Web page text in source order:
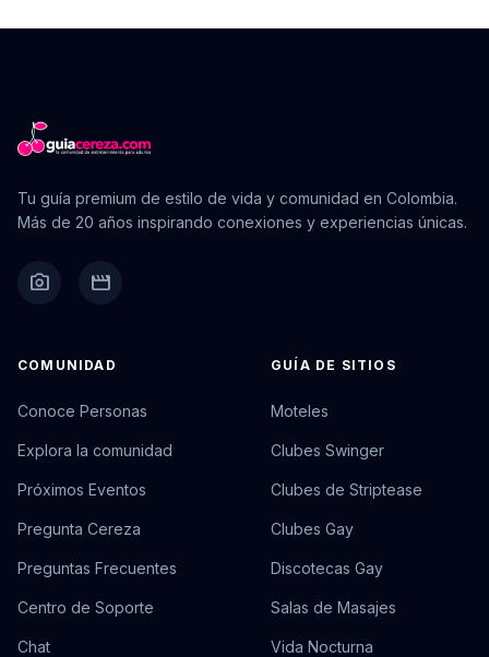
Tu guía premium de estilo de vida y comunidad en Colombia.
Más de 20 años inspirando conexiones y experiencias únicas.
camera_alt movie
COMUNIDAD
Conoce Personas
Explora la comunidad
Próximos Eventos
Pregunta Cereza
Preguntas Frecuentes
Centro de Soporte
Chat
GUÍA DE SITIOS
Moteles
Clubes Swinger
Clubes de Striptease
Clubes Gay
Discotecas Gay
Salas de Masajes
Vida Nocturna